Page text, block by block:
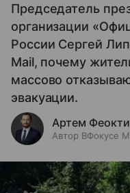
Председатель
организации
России Сергей
Mail, почему
массово
эвакуации.
Артем
Автор ВФокусе